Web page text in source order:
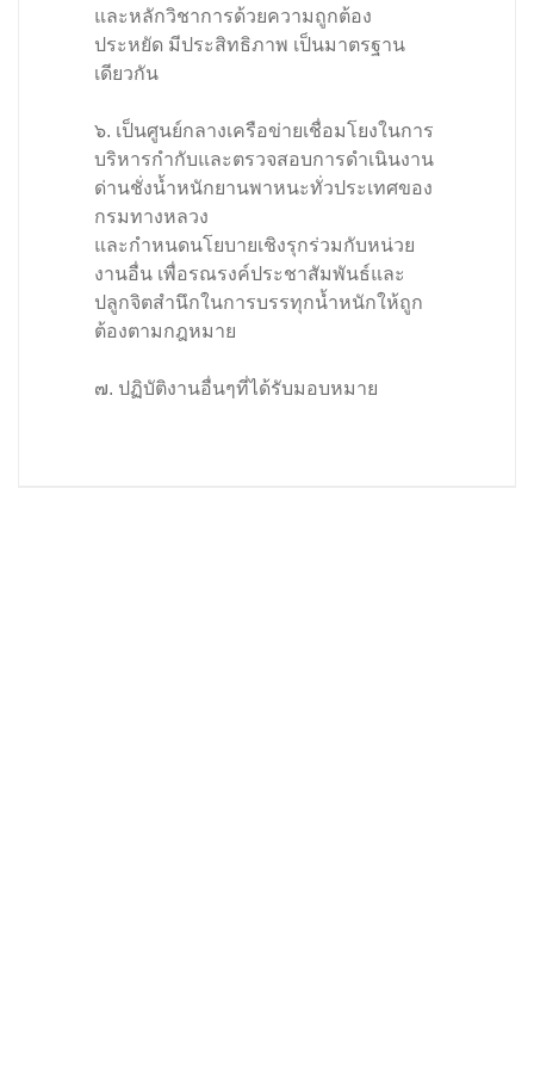
และหลักวิชาการด้วยความถูกต้อง
ประหยัด มีประสิทธิภาพ เป็นมาตรฐาน
เดียวกัน
๖. เป็นศูนย์กลางเครือข่ายเชื่อมโยงในการ
บริหารกำกับและตรวจสอบการดำเนินงาน
ด่านชั่งน้ำหนักยานพาหนะทั่วประเทศของ
กรมทางหลวง
และกำหนดนโยบายเชิงรุกร่วมกับหน่วย
งานอื่น เพื่อรณรงค์ประชาสัมพันธ์และ
ปลูกจิตสำนึกในการบรรทุกน้ำหนักให้ถูก
ต้องตามกฎหมาย
๗. ปฏิบัติงานอื่นๆที่ได้รับมอบหมาย